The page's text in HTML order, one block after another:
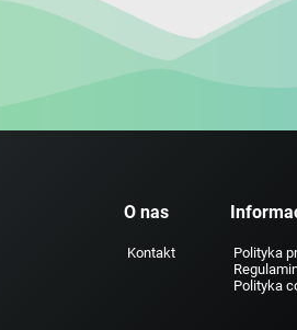
O nas
Kontakt
Polityka
Polityka